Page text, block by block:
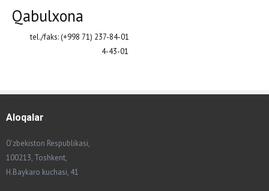
Qabulxona
tel./faks: (+998 71) 237-84-01
4-43-01
Aloqalar
O'zbekiston Respublikasi,
100213, Toshkent,
H.Baykaro kuchasi, 41